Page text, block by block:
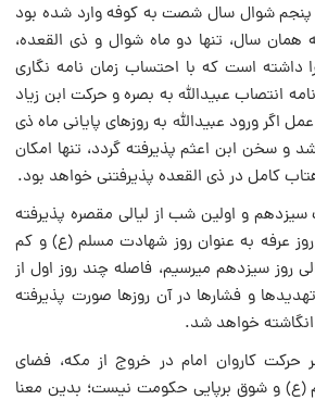
پنجم شوال سال شصت به کوفه وارد شده بود
همان سال، تنها دو ماه شوال و ذی القعده،
داشته است که با احتساب زمان نامه نگاری
انتصاب عبیدالله به بصره و حرکت ابن زیاد
اگر ورود عبیدالله به روزهای پایانی ماه ذی
و سخن ابن اعثم پذیرفته گردد، تنها امکان
کامل در ذی القعده پذیرفتنی خواهد بود.
و اولین شب از لیالی مقصره پذیرفته
عرفه به عنوان روز شهادت مسلم (ع) و کم
حوالی روز سیزدهم میرسیم، فاصله چند روز اول از
و فشارها در آن روزها صورت پذیرفته
خواهد شد.
حرکت کاروان امام در خروج از مکه، فضای
(ع) و شوق برپایی حکومت نیست؛ بدین معنا